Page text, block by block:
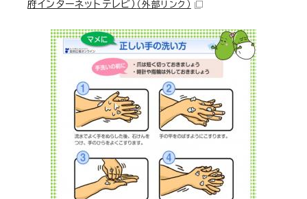
府インターネットテレビ） （外部リンク）